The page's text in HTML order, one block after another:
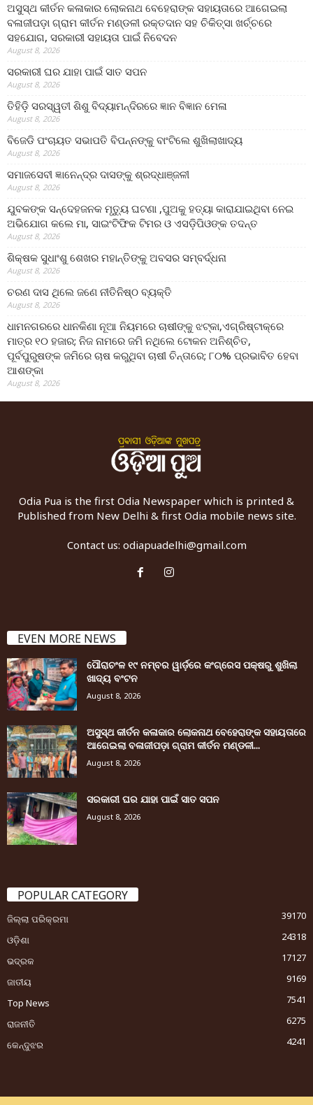
ଅସୁସ୍ଥ କୀର୍ତନ କଳାକାର ଲୋକନାଥ ବେହେରାଙ୍କ ସହାୟତାରେ ଆଗେଇଲା
ବଳାଜୀପଡ଼ା ଗ୍ରାମ କୀର୍ତନ ମଣ୍ଡଳୀ ରକ୍ତଦାନ ସହ ଚିକିତ୍ସା ଖର୍ଚ୍ଚରେ
ସହଯୋଗ, ସରକାରୀ ସହାୟତା ପାଇଁ ନିବେଦନ
August 8, 2026
ସରକାରୀ ଘର ଯାହା ପାଇଁ ସାତ ସପନ
August 8, 2026
ତିହିଡି଼ ସରସ୍ୱତୀ ଶିଶୁ ବିଦ୍ୟାମନ୍ଦିରରେ ଜ୍ଞାନ ବିଜ୍ଞାନ ମେଳା
August 8, 2026
ବିଜେଡି ପଂଚାୟତ ସଭାପତି ବିପନ୍ନଙ୍କୁ ବାଂଟିଲେ ଶୁଖିଲାଖାଦ୍ୟ
August 8, 2026
ସମାଜସେବୀ ଜ୍ଞାନେନ୍ଦ୍ର ଦାସଙ୍କୁ ଶ୍ରଦ୍ଧାଞ୍ଜଳୀ
August 8, 2026
ଯୁବକଙ୍କ ସନ୍ଦେହଜନକ ମୃତ୍ୟୁ ଘଟଣା ,ପୁଅକୁ ହତ୍ୟା କାରାଯାଇଥିବା ନେଇ
ଅଭିଯୋଗ କଲେ ମା, ସାଇଂଟିଫିକ ଟିମର ଓ ଏସଡ଼ିପିଓଙ୍କ ତଦନ୍ତ
August 8, 2026
ଶିକ୍ଷକ ସୁଧାଂଶୁ ଶେଖର ମହାନ୍ତିଙ୍କୁ ଅବସର ସମ୍ବର୍ଦ୍ଧନା
August 8, 2026
ଚରଣ ଦାସ ଥିଲେ ଜଣେ ନୀତିନିଷ୍ଠ ବ୍ୟକ୍ତି
August 8, 2026
ଧାମନଗରରେ ଧାନକିଣା ନୂଆ ନିୟମରେ ଚାଷୀଙ୍କୁ ଝଟ୍‌କା,ଏଗ୍ରିଷ୍ଟାକ୍‌ରେ
ମାତ୍ର ୧୦ ହଜାର; ନିଜ ନାମରେ ଜମି ନଥିଲେ ଟୋକନ ଅନିଶ୍ଚିତ,
ପୂର୍ବପୁରୁଷଙ୍କ ଜମିରେ ଚାଷ କରୁଥିବା ଚାଷୀ ଚିନ୍ତାରେ; ୮୦% ପ୍ରଭାବିତ ହେବା
ଆଶଙ୍କା
August 8, 2026
Odia Pua is the first Odia Newspaper which is printed &
Published from New Delhi & first Odia mobile news site.
Contact us: odiapuadelhi@gmail.com
EVEN MORE NEWS
ପୌରାଚଂଳ ୧୯ ନମ୍ବର ୱାର୍ଡ଼ରେ କଂଗ୍ରେସ ପକ୍ଷରୁ ଶୁଖିଲା
ଖାଦ୍ୟ ବଂଟନ
August 8, 2026
ଅସୁସ୍ଥ କୀର୍ତନ କଳାକାର ଲୋକନାଥ ବେହେରାଙ୍କ ସହାୟତାରେ
ଆଗେଇଲା ବଳାଜୀପଡ଼ା ଗ୍ରାମ କୀର୍ତନ ମଣ୍ଡଳୀ...
August 8, 2026
ସରକାରୀ ଘର ଯାହା ପାଇଁ ସାତ ସପନ
August 8, 2026
POPULAR CATEGORY
ଜିଲ୍ଲା ପରିକ୍ରମା
39170
ଓଡ଼ିଶା
24318
ଭଦ୍ରକ
17127
ଜାତୀୟ
9169
Top News
7541
ରାଜନୀତି
6275
କେନ୍ଦୁଝର
4241